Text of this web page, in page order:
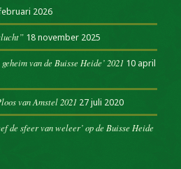
2026
18 november 2025
van de Buisse Heide’ 2021 10 april
van Amstel 2021 27 juli 2020
de sfeer van weleer’ op de Buisse Heide